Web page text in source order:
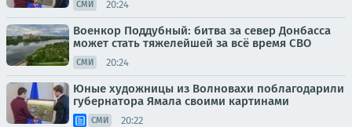
СМИ 20:24
Военкор Поддубный: битва за север Донбасса
может стать тяжелейшей за всё время СВО
СМИ 20:24
Юные художницы из Волновахи поблагодарили
губернатора Ямала своими картинами
СМИ 20:22